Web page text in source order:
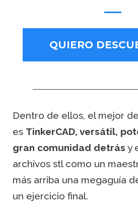
QUIERO
Dentro de ellos, el mejor
es TinkerCAD, versátil,
gran comunidad detrás y
archivos stl como un
más arriba una megaguía
un ejercicio final.